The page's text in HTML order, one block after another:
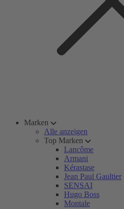
Marken
Alle anzeigen
Top Marken
Lancôme
Armani
Kérastase
Jean Paul Gaultier
SENSAI
Hugo Boss
Montale